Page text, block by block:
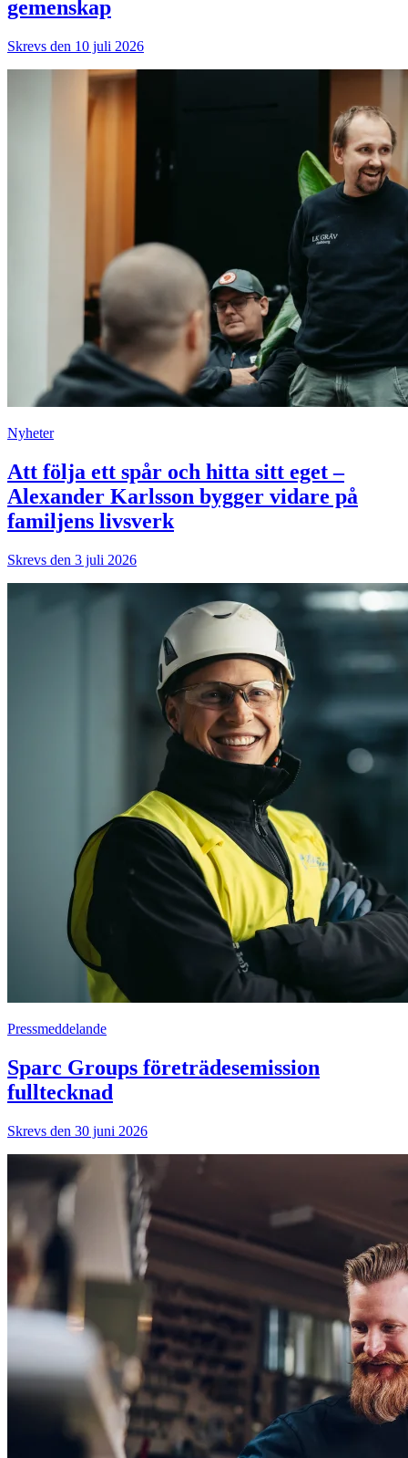
gemenskap
Skrevs den 10 juli 2026
Nyheter
Att följa ett spår och hitta sitt eget –
Alexander Karlsson bygger vidare på
familjens livsverk
Skrevs den 3 juli 2026
Pressmeddelande
Sparc Groups företrädesemission
fulltecknad
Skrevs den 30 juni 2026